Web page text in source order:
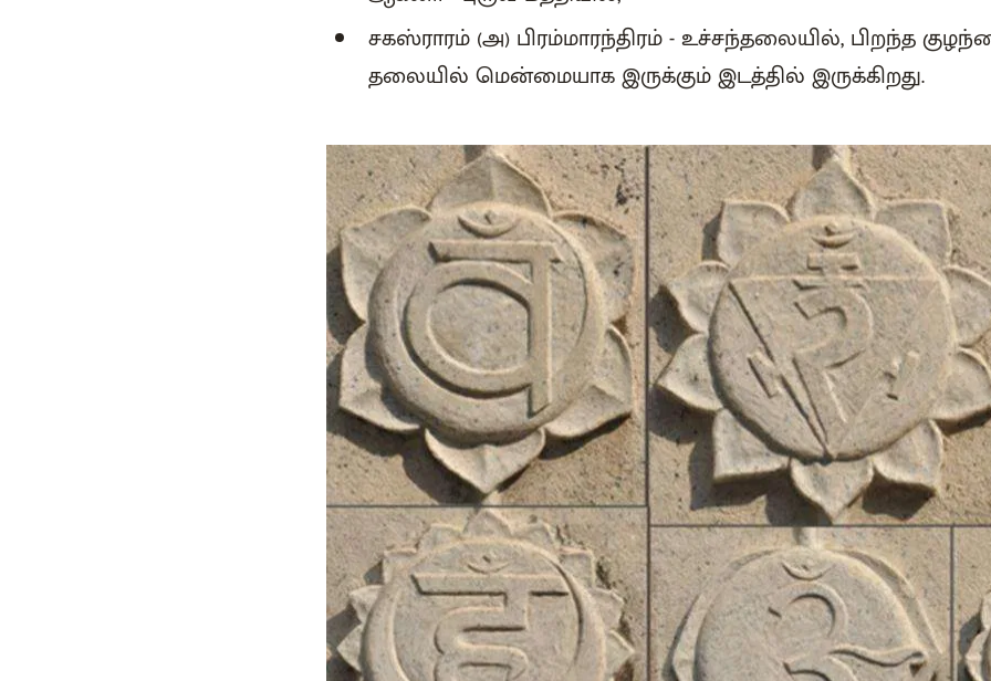
சகஸ்ராரம் (அ) பிரம்மாரந்திரம் - உச்சந்தலையில், பிறந்த
தலையில் மென்மையாக இருக்கும் இடத்தில் இருக்கிறது.